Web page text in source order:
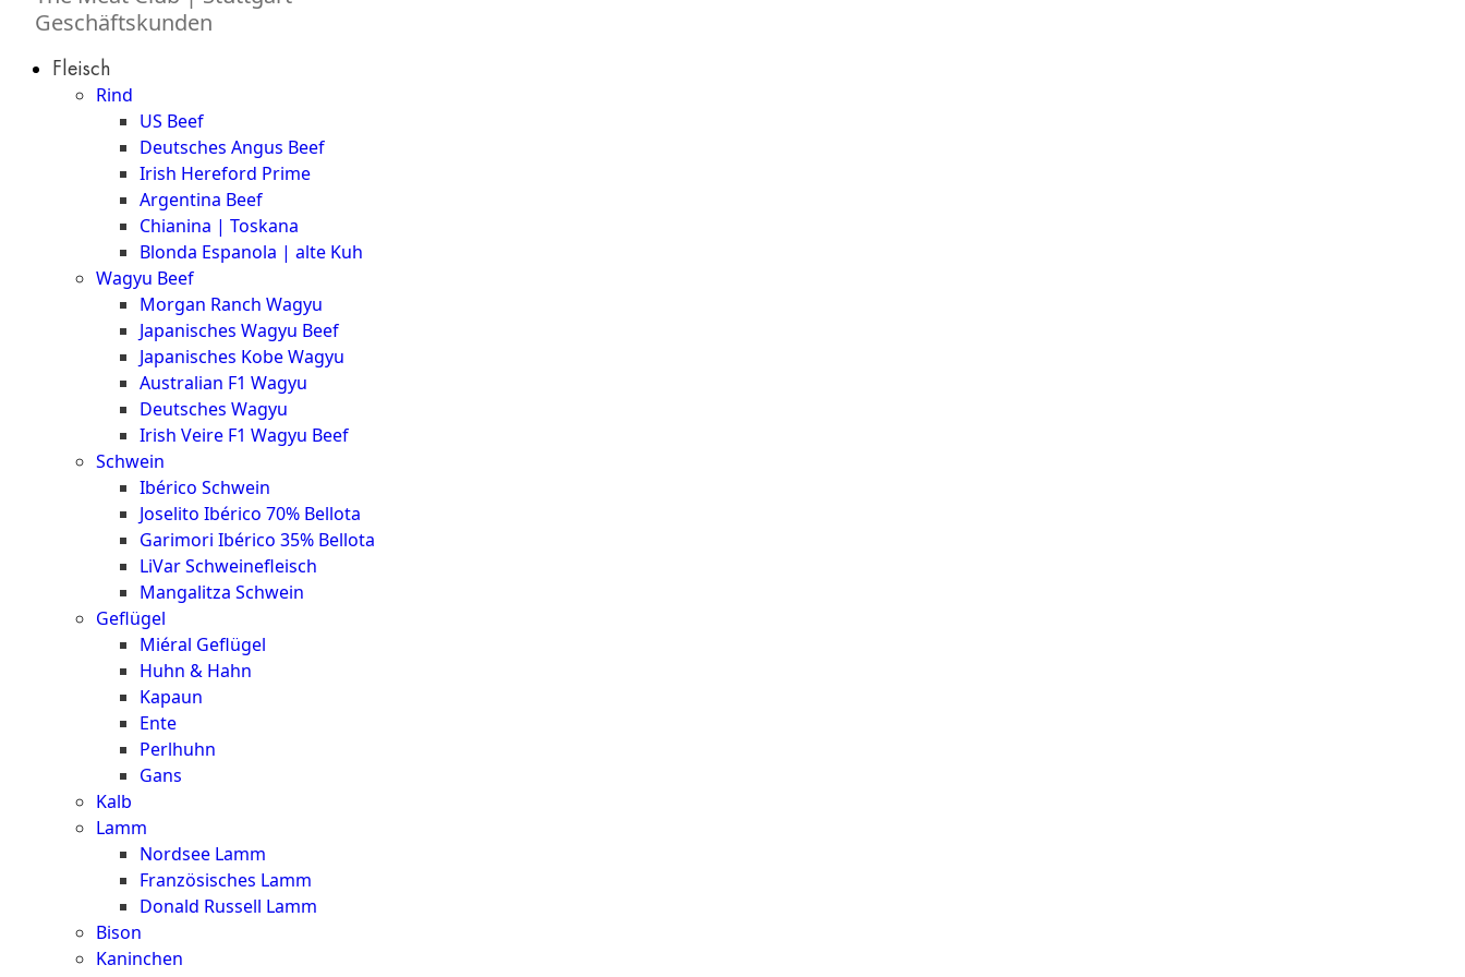
Geschäftskunden
Fleisch
Rind
US Beef
Deutsches Angus Beef
Irish Hereford Prime
Argentina Beef
Chianina | Toskana
Blonda Espanola | alte Kuh
Wagyu Beef
Morgan Ranch Wagyu
Japanisches Wagyu Beef
Japanisches Kobe Wagyu
Australian F1 Wagyu
Deutsches Wagyu
Irish Veire F1 Wagyu Beef
Schwein
Ibérico Schwein
Joselito Ibérico 70% Bellota
Garimori Ibérico 35% Bellota
LiVar Schweinefleisch
Mangalitza Schwein
Geflügel
Miéral Geflügel
Huhn & Hahn
Kapaun
Ente
Perlhuhn
Gans
Kalb
Lamm
Nordsee Lamm
Französisches Lamm
Donald Russell Lamm
Bison
Kaninchen